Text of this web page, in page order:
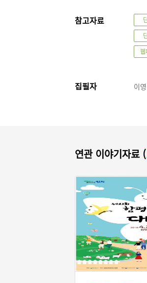
참고자료
웹
집필자 이
연관 이야기자료 (